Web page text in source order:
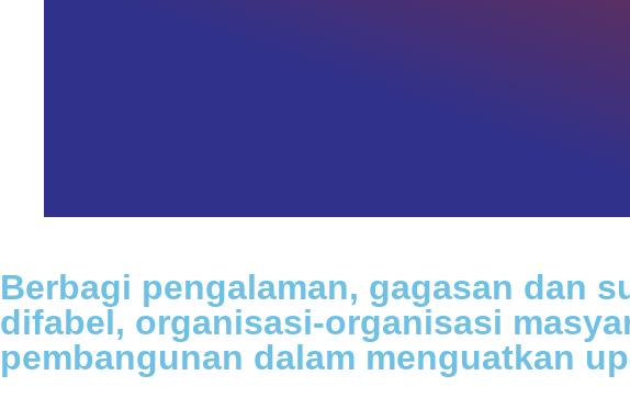
Berbagi pengalaman, gagasan dan
difabel, organisasi-organisasi
pembangunan dalam menguatkan